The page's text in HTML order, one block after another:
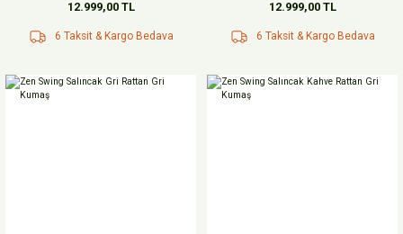
12.999,00 TL
6 Taksit & Kargo Bedava
12.999,00 TL
6 Taksit & Kargo Bedava